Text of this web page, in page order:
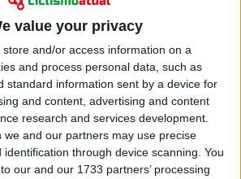
value your privacy
store and/or access information on a
and process personal data, such as
standard information sent by a device for
and content, advertising and content
research and services development.
we and our partners may use precise
through device scanning. You
our and our 1733 partners’ processing